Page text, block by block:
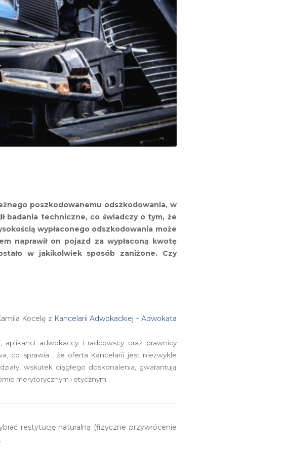
poszkodowanemu odszkodowania, w
badania techniczne, co świadczy o tym, że
wypłaconego odszkodowania może
naprawił on pojazd za wypłaconą kwotę
w jakikolwiek sposób zaniżone. Czy
Kocelę z Kancelarii Adwokackiej – Adwokata
aplikanci adwokaccy i radcowscy oraz prawnicy
co sprawia , że oferta Kancelarii jest niezwykle
wskutek ciągłego doskonalenia, gwarantują
merytorycznym i etycznym
restytucję naturalną (fizyczne przywrócenie